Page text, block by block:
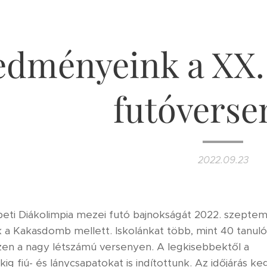
a
2022.09.23
Diákolimpia mezei futó bajnokságát 2022.
Kakasdomb mellett. Iskolánkat több, mint 40 tanuló
a nagy létszámú versenyen. A legkisebbektől a
fiú- és lánycsapatokat is indítottunk. Az időjárás